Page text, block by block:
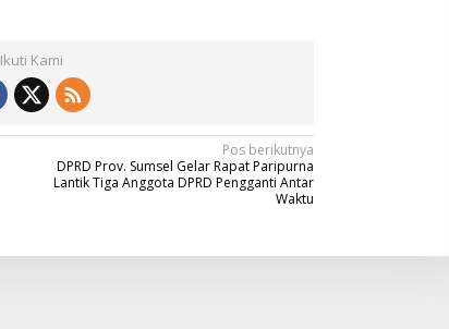
Ikuti Kami
Pos berikutnya
DPRD Prov. Sumsel Gelar Rapat Paripurna
Lantik Tiga Anggota DPRD Pengganti Antar
Waktu